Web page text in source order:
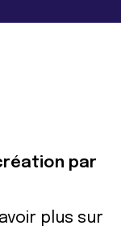
par
plus sur